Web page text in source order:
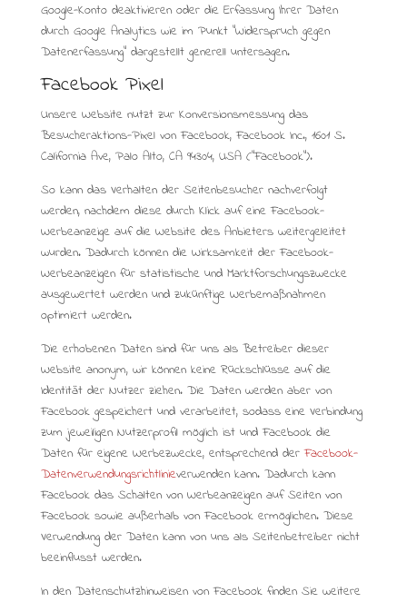
Google-Konto deaktivieren oder die Erfassung Ihrer Daten
durch Google Analytics wie im Punkt “Widerspruch gegen
Datenerfassung” dargestellt generell untersagen.
Facebook Pixel
Unsere Website nutzt zur Konversionsmessung das
Besucheraktions-Pixel von Facebook, Facebook Inc., 1601 S.
California Ave, Palo Alto, CA 94304, USA (“Facebook”).
So kann das Verhalten der Seitenbesucher nachverfolgt
werden, nachdem diese durch Klick auf eine Facebook-
Werbeanzeige auf die Website des Anbieters weitergeleitet
wurden. Dadurch können die Wirksamkeit der Facebook-
Werbeanzeigen für statistische und Marktforschungszwecke
ausgewertet werden und zukünftige Werbemaßnahmen
optimiert werden.
Die erhobenen Daten sind für uns als Betreiber dieser
Website anonym, wir können keine Rückschlüsse auf die
Identität der Nutzer ziehen. Die Daten werden aber von
Facebook gespeichert und verarbeitet, sodass eine Verbindung
zum jeweiligen Nutzerprofil möglich ist und Facebook die
Daten für eigene Werbezwecke, entsprechend derFacebook-
Datenverwendungsrichtlinieverwenden kann. Dadurch kann
Facebook das Schalten von Werbeanzeigen auf Seiten von
Facebook sowie außerhalb von Facebook ermöglichen. Diese
Verwendung der Daten kann von uns als Seitenbetreiber nicht
beeinflusst werden.
In den Datenschutzhinweisen von Facebook finden Sie weitere